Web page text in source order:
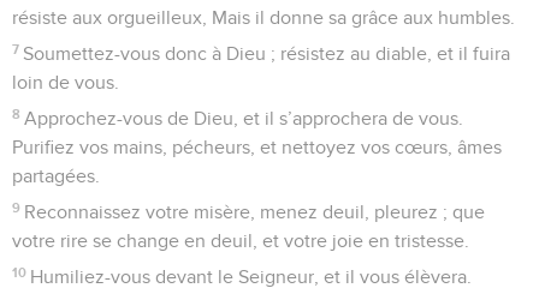
résiste aux orgueilleux, Mais il donne sa grâce aux humbles.
7 Soumettez-vous donc à Dieu ; résistez au diable, et il fuira
loin de vous.
8 Approchez-vous de Dieu, et il s’approchera de vous.
Purifiez vos mains, pécheurs, et nettoyez vos cœurs, âmes
partagées.
9 Reconnaissez votre misère, menez deuil, pleurez ; que
votre rire se change en deuil, et votre joie en tristesse.
10 Humiliez-vous devant le Seigneur, et il vous élèvera.